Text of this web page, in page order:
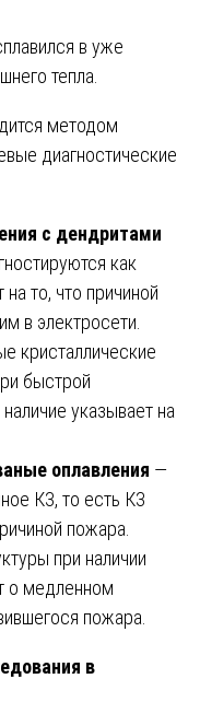
в уже
тепла.
методом
диагностические
с дендритами
как
то, что причиной
в электросети.
кристаллические
быстрой
указывает на
оплавления —
КЗ, то есть КЗ
пожара.
при наличии
о медленном
пожара.
в